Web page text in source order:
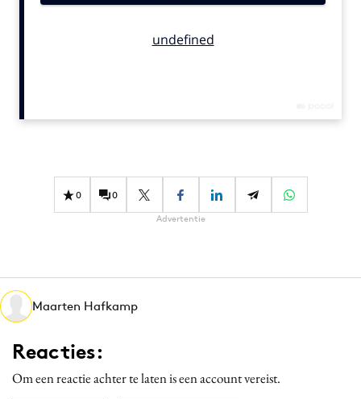
Campagnes
Data & Insights
Digital transformation
Interne communicatie
Martech
Media
0 0
Advertentie
Maarten Hafkamp
Reacties:
Om een reactie achter te laten is een account vereist.